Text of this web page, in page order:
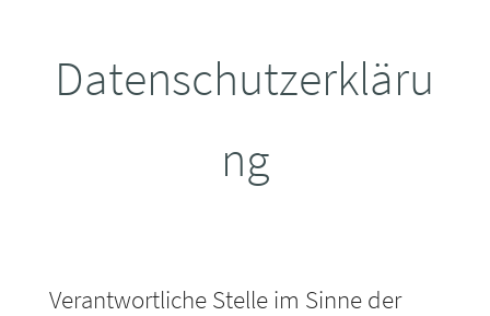
Datenschutzerkläru
ng
Verantwortliche Stelle im Sinne der